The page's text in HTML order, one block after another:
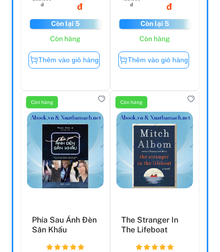
đ
đ
Còn lại 5
Còn hàng
Thêm vào giỏ hàng
đ
đ
Còn lại 5
Còn hàng
Thêm vào giỏ hàng
Còn hàng
Phía Sau Ánh Đèn
Sân Khấu
Còn hàng
The Stranger In
The Lifeboat